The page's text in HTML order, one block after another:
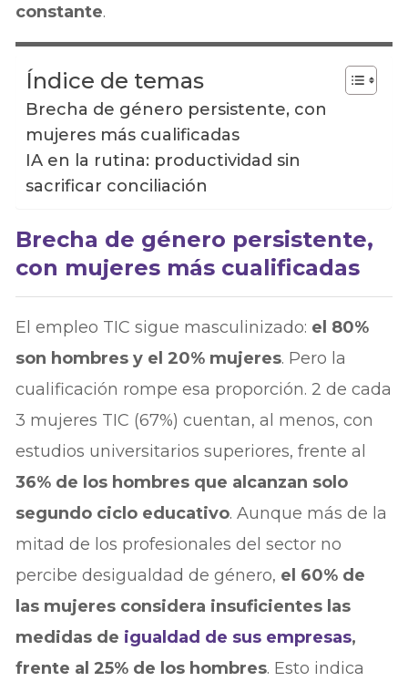
constante.
Índice de temas
Brecha de género persistente, con
mujeres más cualificadas
IA en la rutina: productividad sin
sacrificar conciliación
Brecha de género persistente,
con mujeres más cualificadas
El empleo TIC sigue masculinizado: el 80%
son hombres y el 20% mujeres. Pero la
cualificación rompe esa proporción. 2 de cada
3 mujeres TIC (67%) cuentan, al menos, con
estudios universitarios superiores, frente al
36% de los hombres que alcanzan solo
segundo ciclo educativo. Aunque más de la
mitad de los profesionales del sector no
percibe desigualdad de género, el 60% de
las mujeres considera insuficientes las
medidas de igualdad de sus empresas,
frente al 25% de los hombres. Esto indica